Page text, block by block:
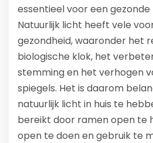
essentieel voor een gezonde
Natuurlijk licht heeft vele
gezondheid, waaronder het
biologische klok, het
stemming en het verhogen
spiegels. Het is daarom
natuurlijk licht in huis te
bereikt door ramen open te
open te doen en gebruik te